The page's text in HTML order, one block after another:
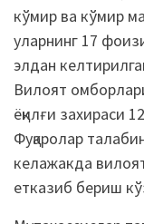
кўмир ва кўмир
уларнинг 17
элдан
Вилоят
ёқилғи захираси
Фуқаролар
келажакда
етказиб бериш